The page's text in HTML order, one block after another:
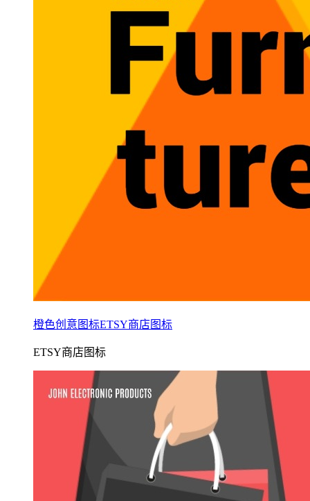
橙色创意图标ETSY商店图标
ETSY商店图标